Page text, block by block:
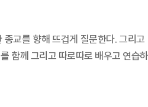
를 향해 뜨겁게 질문한다. 그리
함께 그리고 따로따로 배우고 연습